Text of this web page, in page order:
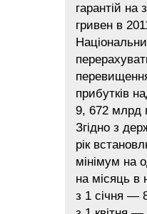
гарантій на
гривен в
прибутків
9, 672 млрд
Згідно з
рік
мінімум на
на місяць в
з 1 січня —